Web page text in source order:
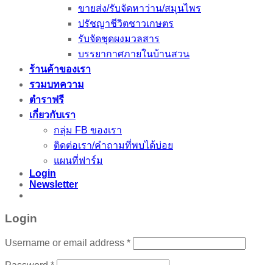
ขายส่ง/รับจัดหาว่าน/สมุนไพร
ปรัชญาชีวิตชาวเกษตร
รับจัดชุดผงมวลสาร
บรรยากาศภายในบ้านสวน
ร้านค้าของเรา
รวมบทความ
ตำราฟรี
เกี่ยวกับเรา
กลุ่ม FB ของเรา
ติดต่อเรา/คำถามที่พบได้บ่อย
แผนที่ฟาร์ม
Login
Newsletter
Login
Username or email address *